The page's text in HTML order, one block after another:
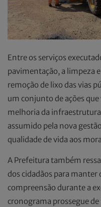
Entre os serviços
pavimentação, a limpeza
remoção de lixo das vias
um conjunto de ações
melhoria da
assumido pela nova
qualidade de vida aos
A Prefeitura também
dos cidadãos para manter
compreensão durante a
cronograma prossegue